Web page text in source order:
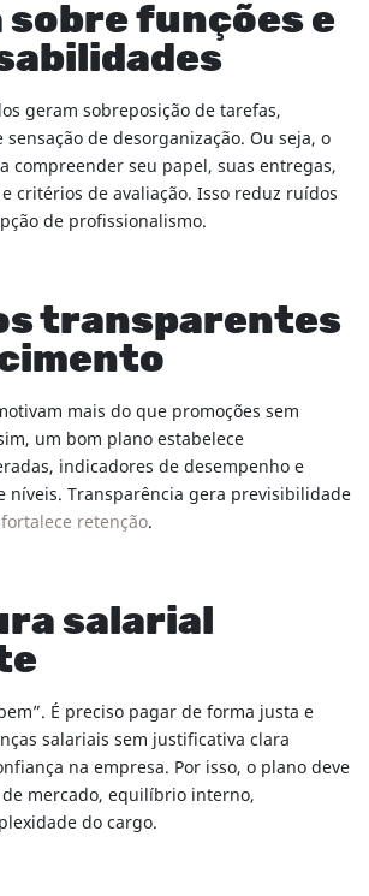
sobre funções e
geram sobreposição de tarefas,
de desorganização. Ou seja, o
compreender seu papel, suas entregas,
critérios de avaliação. Isso reduz ruídos
de profissionalismo.
transparentes
mais do que promoções sem
um bom plano estabelece
indicadores de desempenho e
níveis. Transparência gera previsibilidade
fortalece retenção.
salarial
É preciso pagar de forma justa e
salariais sem justificativa clara
na empresa. Por isso, o plano deve
mercado, equilíbrio interno,
do cargo.